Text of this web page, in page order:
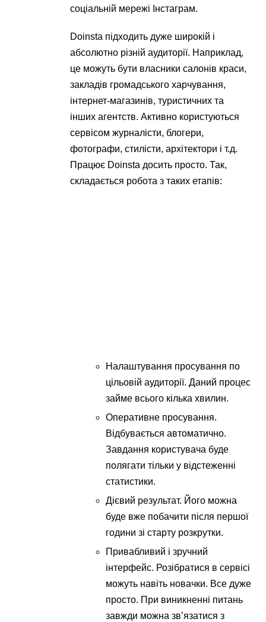
соціальній мережі Інстаграм.
Doinsta підходить дуже широкій і
абсолютно різній аудиторії. Наприклад,
це можуть бути власники салонів краси,
закладів громадського харчування,
інтернет-магазинів, туристичних та
інших агентств. Активно користуються
сервісом журналісти, блогери,
фотографи, стилісти, архітектори і т.д.
Працює Doinsta досить просто. Так,
складається робота з таких етапів:
Налаштування просування по
цільовій аудиторії. Даний процес
займе всього кілька хвилин.
Оперативне просування.
Відбувається автоматично.
Завдання користувача буде
полягати тільки у відстеженні
статистики.
Дієвий результат. Його можна
буде вже побачити після першої
години зі старту розкрутки.
Привабливий і зручний
інтерфейс. Розібратися в сервісі
можуть навіть новачки. Все дуже
просто. При виникненні питань
завжди можна зв’язатися з